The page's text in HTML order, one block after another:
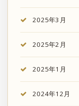
2025年3月
2025年2月
2025年1月
2024年12月